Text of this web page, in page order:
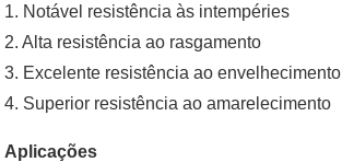
1. Notável resistência às intempéries
2. Alta resistência ao rasgamento
3. Excelente resistência ao envelhecimento
4. Superior resistência ao amarelecimento
Aplicações